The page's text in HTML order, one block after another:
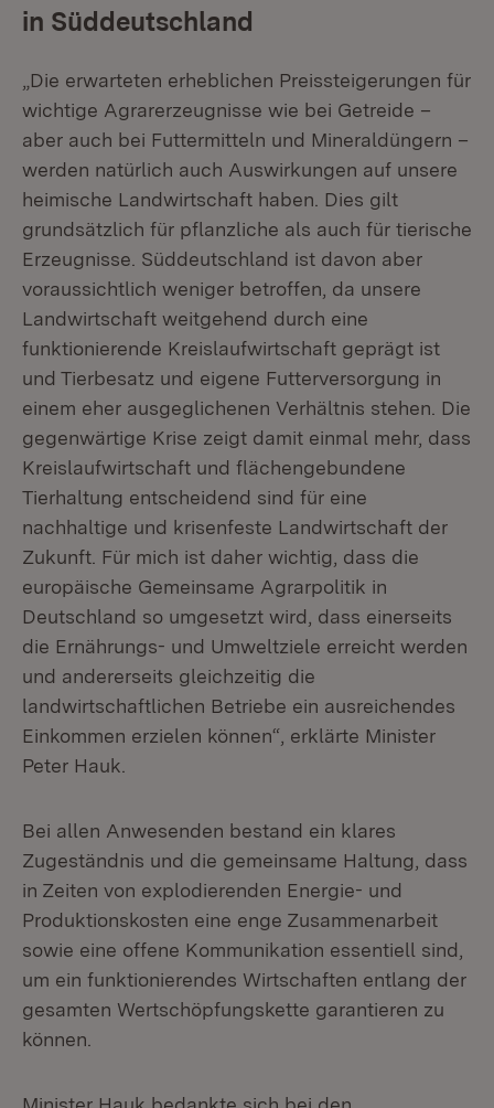
in Süddeutschland
„Die erwarteten erheblichen Preissteigerungen für
wichtige Agrarerzeugnisse wie bei Getreide –
aber auch bei Futtermitteln und Mineraldüngern –
werden natürlich auch Auswirkungen auf unsere
heimische Landwirtschaft haben. Dies gilt
grundsätzlich für pflanzliche als auch für tierische
Erzeugnisse. Süddeutschland ist davon aber
voraussichtlich weniger betroffen, da unsere
Landwirtschaft weitgehend durch eine
funktionierende Kreislaufwirtschaft geprägt ist
und Tierbesatz und eigene Futterversorgung in
einem eher ausgeglichenen Verhältnis stehen. Die
gegenwärtige Krise zeigt damit einmal mehr, dass
Kreislaufwirtschaft und flächengebundene
Tierhaltung entscheidend sind für eine
nachhaltige und krisenfeste Landwirtschaft der
Zukunft. Für mich ist daher wichtig, dass die
europäische Gemeinsame Agrarpolitik in
Deutschland so umgesetzt wird, dass einerseits
die Ernährungs- und Umweltziele erreicht werden
und andererseits gleichzeitig die
landwirtschaftlichen Betriebe ein ausreichendes
Einkommen erzielen können“, erklärte Minister
Peter Hauk.
Bei allen Anwesenden bestand ein klares
Zugeständnis und die gemeinsame Haltung, dass
in Zeiten von explodierenden Energie- und
Produktionskosten eine enge Zusammenarbeit
sowie eine offene Kommunikation essentiell sind,
um ein funktionierendes Wirtschaften entlang der
gesamten Wertschöpfungskette garantieren zu
können.